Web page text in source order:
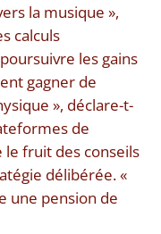
la musique »,
calculs
les gains
gagner de
», déclare-t-
de
le fruit des conseils
délibérée. «
une pension de